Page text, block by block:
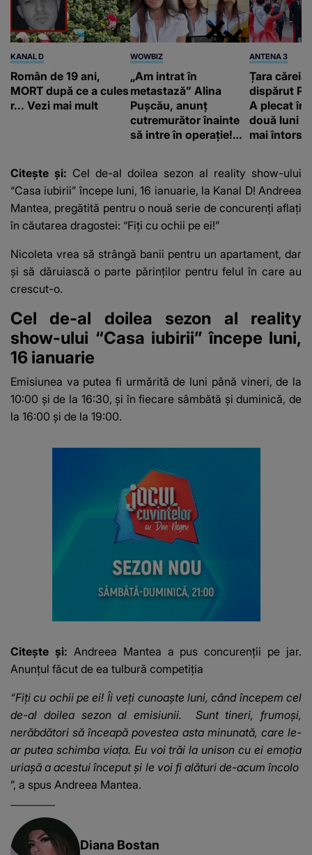
KANAL D
Român de 19 ani,
MORT după ce a cules
r... Vezi mai mult
WOWBIZ
„Am intrat în
metastază” Alina
Pușcău, anunț
cutremurător înainte
să intre în operație!
fanilor
ANTENA 3
Țara căreia
dispărut
A plecat în
două luni
mai întors
Citește și: Cel de-al doilea sezon al reality show-ului
“Casa iubirii” începe luni, 16 ianuarie, la Kanal D! Andreea
Mantea, pregătită pentru o nouă serie de concurenţi aflaţi
în căutarea dragostei: “Fiţi cu ochii pe ei!”
Nicoleta vrea să strângă banii pentru un apartament, dar
și să dăruiască o parte părinților pentru felul în care au
crescut-o.
Cel de-al doilea sezon al reality
show-ului “Casa iubirii” începe luni,
16 ianuarie
Emisiunea va putea fi urmărită de luni până vineri, de la
10:00 şi de la 16:30, şi în fiecare sâmbătă şi duminică, de
la 16:00 şi de la 19:00.
Citește și: Andreea Mantea a pus concurenții pe jar.
Anunțul făcut de ea tulbură competiția
“Fiţi cu ochii pe ei! Îi veţi cunoaşte luni, când începem cel
de-al doilea sezon al emisiunii. Sunt tineri, frumoşi,
nerăbdători să înceapă povestea asta minunată, care le-
ar putea schimba viaţa. Eu voi trăi la unison cu ei emoţia
uriaşă a acestui început şi le voi fi alături de-acum încolo
”, a spus Andreea Mantea.
Diana Bostan